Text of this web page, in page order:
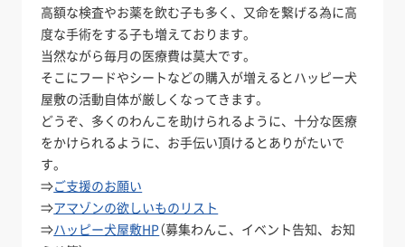
高額な検査やお薬を飲む子も多く、又命を繋げる為に高
度な手術をする子も増えております。
当然ながら毎月の医療費は莫大です。
そこにフードやシートなどの購入が増えるとハッピー犬
屋敷の活動自体が厳しくなってきます。
どうぞ、多くのわんこを助けられるように、十分な医療
をかけられるように、お手伝い頂けるとありがたいで
す。
⇒ご支援のお願い
⇒アマゾンの欲しいものリスト
⇒ハッピー犬屋敷HP（募集わんこ、イベント告知、お知